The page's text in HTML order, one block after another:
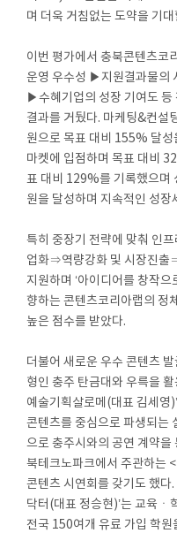
며 더욱 거침없는 도약을 기
이번 평가에서 충북콘텐츠
운영 우수성 ▶지원결과물의
▶수혜기업의 성장 기여도 등
결과를 거뒀다. 마케팅&컨설
원으로 목표 대비 155% 달성
마켓에 입점하며 목표 대비
표 대비 129%를 기록했으며
원을 달성하며 지속적인 성장
특히 중장기 전략에 맞춰 인
업화⇒역량강화 및 시장진출
지원하며 ‘아이디어를 창작
향하는 콘텐츠코리아랩의 정
높은 점수를 받았다.
더불어 새로운 우수 콘텐츠
형인 충주 탄금대와 우륵을
예술기획살로메(대표 김세영
콘텐츠를 중심으로 파생되는
으로 충주시와의 공연 계약을
북테크노파크에서 주관하는
콘텐츠 시연회를 갖기도 했다.
닥터(대표 정승현)’는 교육ㆍ
전국 150여개 유료 가입 학